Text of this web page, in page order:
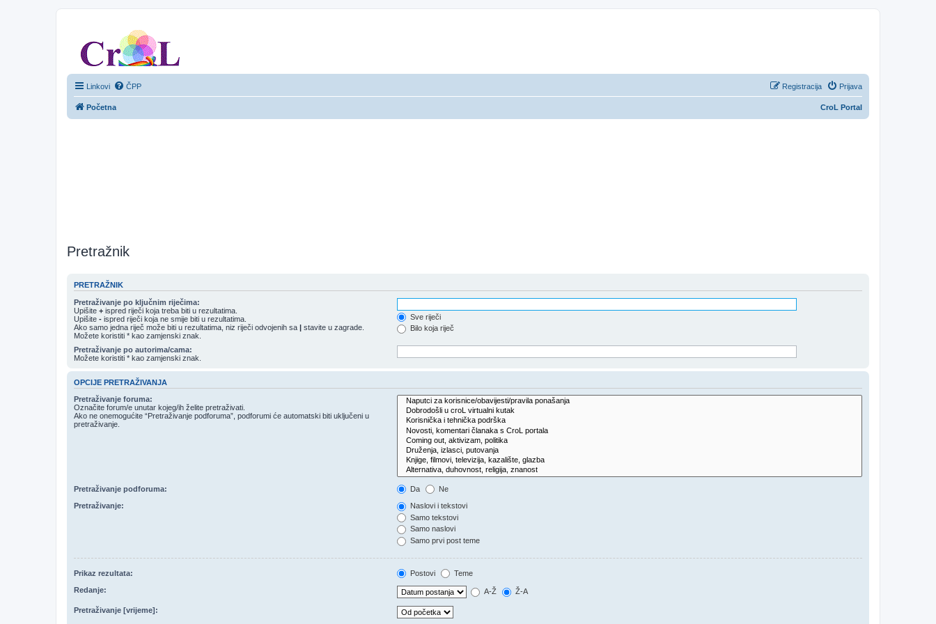
Linkovi ČPP Prijava
Registracija
CroL Portal
Početna
Pretražnik
PRETRAŽNIK
Pretraživanje po ključnim riječima:
Upišite + ispred riječi koja treba biti u rezultatima.
Upišite - ispred riječi koja ne smije biti u rezultatima.
Ako samo jedna riječ može biti u rezultatima, niz riječi odvojenih sa | stavite u zagrade.
Možete koristiti * kao zamjenski znak.
Sve riječi
Bilo koja riječ
Pretraživanje po autorima/cama:
Možete koristiti * kao zamjenski znak.
OPCIJE PRETRAŽIVANJA
Pretraživanje foruma:
Označite forum/e unutar kojeg/ih želite pretraživati.
Ako ne onemogućite “Pretraživanje podforuma”, podforumi će automatski biti uključeni u
pretraživanje.
Pretraživanje podforuma: Da Ne
Pretraživanje:
Naslovi i tekstovi
Samo tekstovi
Samo naslovi
Samo prvi post teme
Prikaz rezultata: Postovi Teme
Redanje: A-Ž Ž-A
Pretraživanje [vrijeme]: